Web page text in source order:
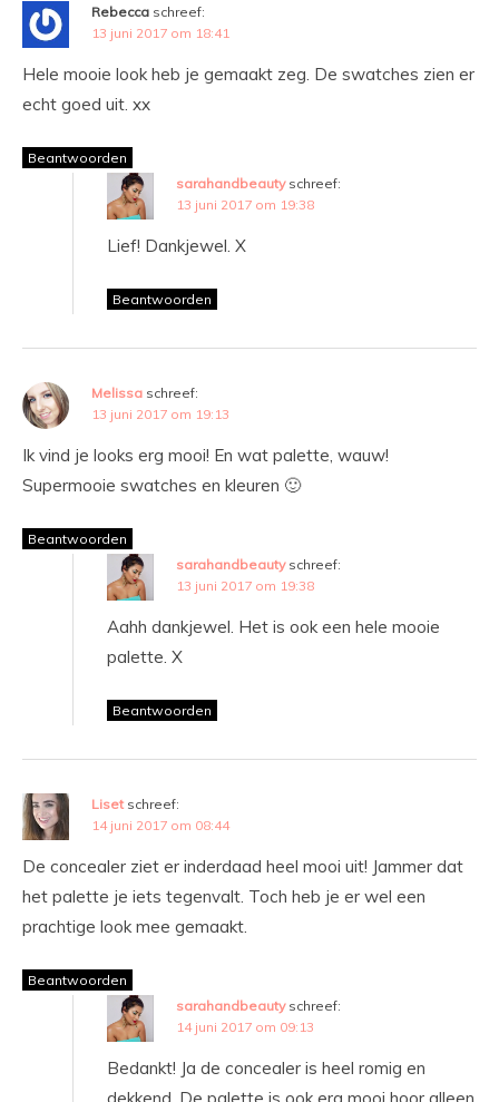
Rebecca schreef:
13 juni 2017 om 18:41
Hele mooie look heb je gemaakt zeg. De swatches zien er
echt goed uit. xx
Beantwoorden
sarahandbeauty schreef:
13 juni 2017 om 19:38
Lief! Dankjewel. X
Beantwoorden
Melissa schreef:
13 juni 2017 om 19:13
Ik vind je looks erg mooi! En wat palette, wauw!
Supermooie swatches en kleuren 🙂
Beantwoorden
sarahandbeauty schreef:
13 juni 2017 om 19:38
Aahh dankjewel. Het is ook een hele mooie
palette. X
Beantwoorden
Liset schreef:
14 juni 2017 om 08:44
De concealer ziet er inderdaad heel mooi uit! Jammer dat
het palette je iets tegenvalt. Toch heb je er wel een
prachtige look mee gemaakt.
Beantwoorden
sarahandbeauty schreef:
14 juni 2017 om 09:13
Bedankt! Ja de concealer is heel romig en
dekkend. De palette is ook erg mooi hoor alleen